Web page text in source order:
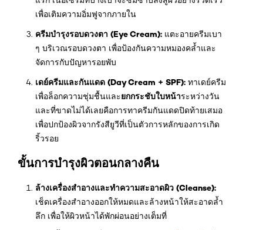
เพื่อเติมความอิ่มฟูจากภายใน
ครีมบำรุงรอบดวงตา (Eye Cream): แตะอายครีมเบา
ๆ บริเวณรอบดวงตา เพื่อป้องกันความหมองคล้ำและ
จัดการกับปัญหารอยพับ
เดย์ครีมและกันแดด (Day Cream + SPF): ทาเดย์ครีม
เพื่อล็อกความชุ่มชื้นและยกกระชับใบหน้าระหว่างวัน
และที่ขาดไม่ได้เลยคือการทาครีมกันแดดปิดท้ายเสมอ
เพื่อปกป้องผิวจากรังสียูวีที่เป็นตัวการหลักของการเกิด
ริ้วรอย
ขั้นการบำรุงผิวตอนกลางคืน
ล้างเครื่องสำอางและทำความสะอาดผิว (Cleanse):
เช็ดเครื่องสำอางออกให้หมดและล้างหน้าให้สะอาดล้ำ
ลึก เพื่อให้ผิวหน้าได้พักผ่อนอย่างเต็มที่